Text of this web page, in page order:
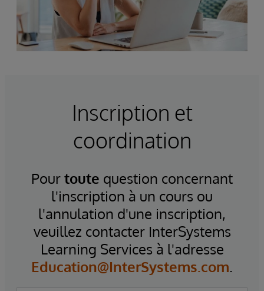
Inscription et
coordination
Pourtoute question concernant
l'inscription à un cours ou
l'annulation d'une inscription,
veuillez contacter InterSystems
Learning Services à l'adresse
Education@InterSystems.com.